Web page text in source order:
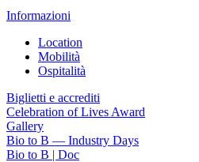
Informazioni
Location
Mobilità
Ospitalità
Biglietti e accrediti
Celebration of Lives Award
Gallery
Bio to B — Industry Days
Bio to B | Doc